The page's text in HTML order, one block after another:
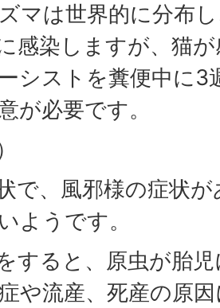
マは世界的に分布
感染しますが、猫
シストを糞便中に3
が必要です。
で、風邪様の症状
ようです。
すると、原虫が胎
や流産、死産の原